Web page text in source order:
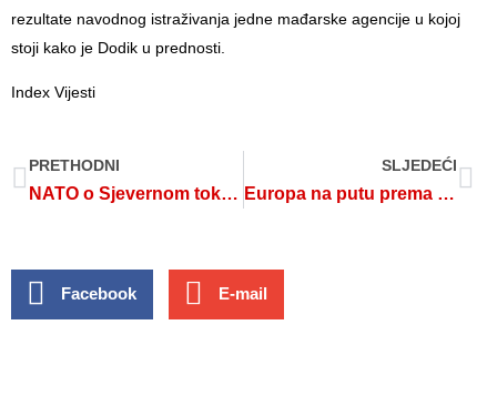
rezultate navodnog istraživanja jedne mađarske agencije u kojoj
stoji kako je Dodik u prednosti.
Index Vijesti
PRETHODNI
NATO o Sjevernom toku: Oštro ćemo uzvratiti na napade na infrastrukturu
SLJEDEĆI
Europa na putu prema desnici?
Facebook E-mail